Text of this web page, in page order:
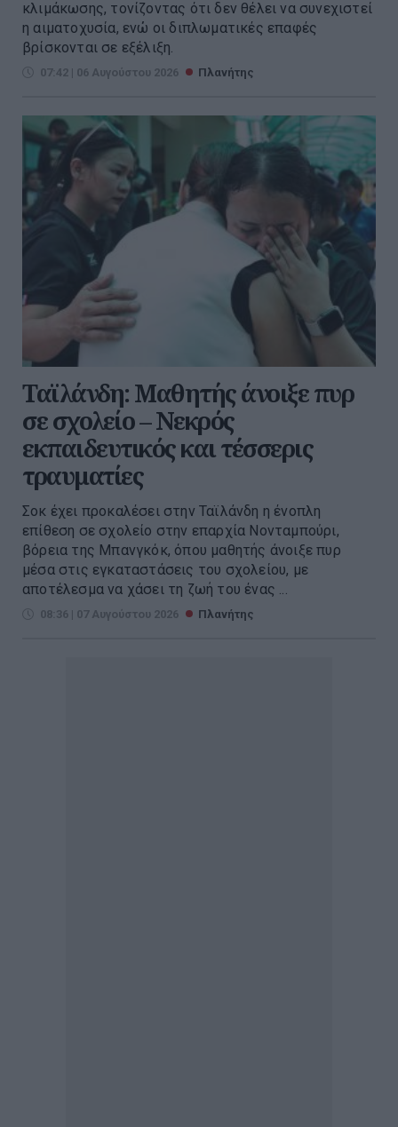
κλιμάκωσης, τονίζοντας ότι δεν θέλει να συνεχιστεί
η αιματοχυσία, ενώ οι διπλωματικές επαφές
βρίσκονται σε εξέλιξη.
07:42 | 06 Αυγούστου 2026 Πλανήτης
Ταϊλάνδη: Μαθητής άνοιξε πυρ
σε σχολείο – Νεκρός
εκπαιδευτικός και τέσσερις
τραυματίες
Σοκ έχει προκαλέσει στην Ταϊλάνδη η ένοπλη
επίθεση σε σχολείο στην επαρχία Νονταμπούρι,
βόρεια της Μπανγκόκ, όπου μαθητής άνοιξε πυρ
μέσα στις εγκαταστάσεις του σχολείου, με
αποτέλεσμα να χάσει τη ζωή του ένας ...
08:36 | 07 Αυγούστου 2026 Πλανήτης